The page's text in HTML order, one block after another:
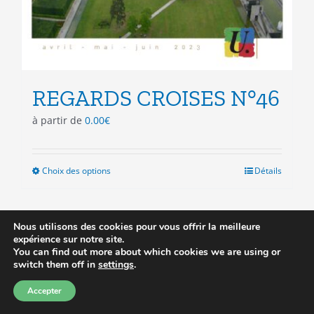
REGARDS CROISES N°46
à partir de 0.00€
Choix des optionsCe
variations.
Les
options
Détails
Prix réduit
Nous utilisons des cookies pour vous offrir la meilleure
expérience sur notre site.
You can find out more about which cookies we are using or
switch them off in settings.
Accepter